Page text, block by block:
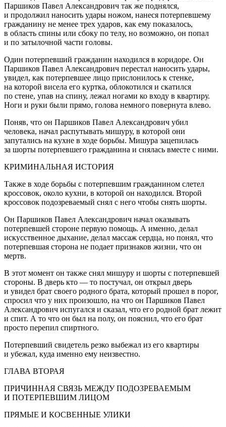
Паршиков Павел Александрович так же поднялся,
и продолжил наносить удары ножом, нанеся потерпевшему
гражданину не менее трех ударов, как ему показалось,
в область спины или сбоку по телу, но возможно, он попал
и по затылочной части головы.
Один потерпевший гражданин находился в коридоре. Он
Паршиков Павел Александрович перестал наносить удары,
увидел, как потерпевшее лицо прислонилось к стенке,
на которой висела его куртка, облокотился и скатился
по стене, упав на спину, лежал ногами ко входу в квартиру.
Ноги и руки были прямо, голова немного повернута влево.
Поняв, что он Паршиков Павел Александрович убил
человека, начал распутывать мишуру, в которой они
запутались на кухне в ходе борьбы. Мишура зацепилась
за шорты потерпевшего гражданина и снялась вместе с ними.
КРИМИНАЛЬНАЯ ИСТОРИЯ
Также в ходе борьбы с потерпевшим гражданином слетел
кроссовок, около кухни, в которой он находился. Второй
кроссовок подозреваемый снял с него чтобы снять шорты.
Он Паршиков Павел Александрович начал оказывать
потерпевшей стороне первую помощь. А именно, делал
искусственное дыхание, делал массаж сердца, но понял, что
потерпевшая сторона не подает признаков жизни, что он
мертв.
В этот момент он также снял мишуру и шорты с потерпевшей
стороны. В дверь кто — то постучал, он открыл дверь
и увидел брат своего родного брата, который прошел в порог,
спросил что у них произошло, на что он Паршиков Павел
Александрович испугался и сказал, что его родной брат лежит
и спит. А то что он был на полу, он пояснил, что его брат
просто перепил спиртного.
Потерпевший свидетель резко выбежал из его квартиры
и убежал, куда именно ему неизвестно.
ГЛАВА ВТОРАЯ
ПРИЧИННАЯ СВЯЗЬ МЕЖДУ ПОДОЗРЕВАЕМЫМ
И ПОТЕРПЕВШИМ ЛИЦОМ
ПРЯМЫЕ И КОСВЕННЫЕ УЛИКИ